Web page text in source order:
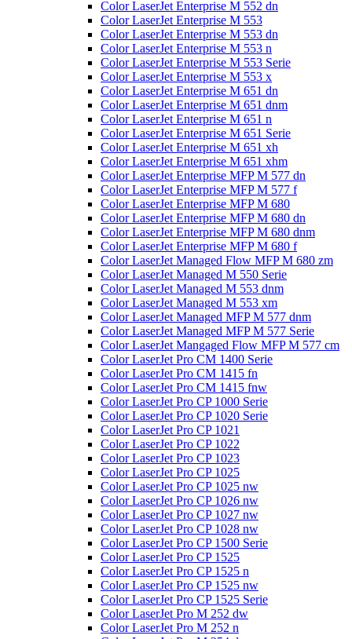
Color LaserJet Enterprise M 552 dn
Color LaserJet Enterprise M 553
Color LaserJet Enterprise M 553 dn
Color LaserJet Enterprise M 553 n
Color LaserJet Enterprise M 553 Serie
Color LaserJet Enterprise M 553 x
Color LaserJet Enterprise M 651 dn
Color LaserJet Enterprise M 651 dnm
Color LaserJet Enterprise M 651 n
Color LaserJet Enterprise M 651 Serie
Color LaserJet Enterprise M 651 xh
Color LaserJet Enterprise M 651 xhm
Color LaserJet Enterprise MFP M 577 dn
Color LaserJet Enterprise MFP M 577 f
Color LaserJet Enterprise MFP M 680
Color LaserJet Enterprise MFP M 680 dn
Color LaserJet Enterprise MFP M 680 dnm
Color LaserJet Enterprise MFP M 680 f
Color LaserJet Managed Flow MFP M 680 zm
Color LaserJet Managed M 550 Serie
Color LaserJet Managed M 553 dnm
Color LaserJet Managed M 553 xm
Color LaserJet Managed MFP M 577 dnm
Color LaserJet Managed MFP M 577 Serie
Color LaserJet Mangaged Flow MFP M 577 cm
Color LaserJet Pro CM 1400 Serie
Color LaserJet Pro CM 1415 fn
Color LaserJet Pro CM 1415 fnw
Color LaserJet Pro CP 1000 Serie
Color LaserJet Pro CP 1020 Serie
Color LaserJet Pro CP 1021
Color LaserJet Pro CP 1022
Color LaserJet Pro CP 1023
Color LaserJet Pro CP 1025
Color LaserJet Pro CP 1025 nw
Color LaserJet Pro CP 1026 nw
Color LaserJet Pro CP 1027 nw
Color LaserJet Pro CP 1028 nw
Color LaserJet Pro CP 1500 Serie
Color LaserJet Pro CP 1525
Color LaserJet Pro CP 1525 n
Color LaserJet Pro CP 1525 nw
Color LaserJet Pro CP 1525 Serie
Color LaserJet Pro M 252 dw
Color LaserJet Pro M 252 n